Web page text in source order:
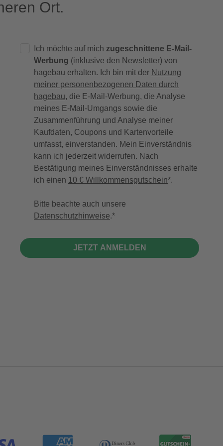
Ort.
Ich möchte auf mich zugeschnittene E-Mail-
Werbung (inklusive den Newsletter) von
hagebau erhalten. Ich bin mit der Nutzung
meiner personenbezogenen Daten durch
hagebau, die E-Mail-Werbung, die Analyse
meines E-Mail-Umgangs sowie die
Zusammenführung und Analyse meiner
Kaufdaten, Coupons und Kartenvorteile
umfasst, einverstanden. Mein Einverständnis
kann ich jederzeit widerrufen. Nach
Bestätigung meines Einverständnisses erhalte
ich einen 10 € Willkommensgutschein*.
Bitte beachte auch unsere
Datenschutzhinweise.
JETZT ANMELDEN